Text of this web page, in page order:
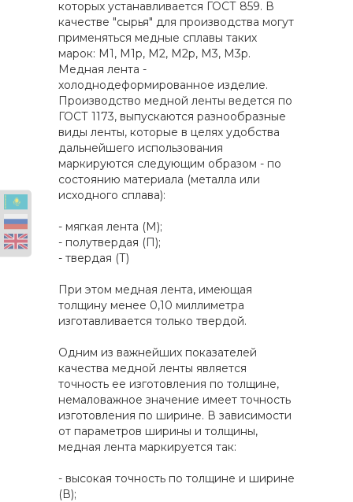
которых устанавливается ГОСТ 859. В
качестве "сырья" для производства могут
применяться медные сплавы таких
марок: M1, M1p, M2, М2р, М3, М3р.
Медная лента -
холоднодеформированное изделие.
Производство медной ленты ведется по
ГОСТ 1173, выпускаются разнообразные
виды ленты, которые в целях удобства
дальнейшего использования
маркируются следующим образом - по
состоянию материала (металла или
исходного сплава):
- мягкая лента (М);
- полутвердая (П);
- твердая (Т)
При этом медная лента, имеющая
толщину менее 0,10 миллиметра
изготавливается только твердой.
Одним из важнейших показателей
качества медной ленты является
точность ее изготовления по толщине,
немаловажное значение имеет точность
изготовления по ширине. В зависимости
от параметров ширины и толщины,
медная лента маркируется так:
- высокая точность по толщине и ширине
(В);